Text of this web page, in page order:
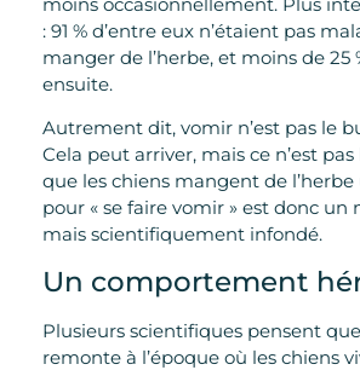
: 91 % d’entre eux n’étaient pas
manger de l’herbe, et moins de 25
ensuite.
Autrement dit, vomir n’est pas le
Cela peut arriver, mais ce n’est pas
que les chiens mangent de
pour « se faire vomir » est donc un
mais scientifiquement infondé.
Un comportement
Plusieurs scientifiques pensent
remonte à l’époque où les chiens